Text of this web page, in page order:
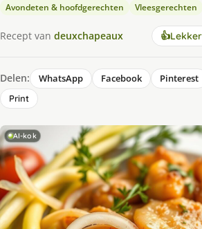
Avondeten & hoofdgerechten Vleesgerechten
Recept van deuxchapeaux 👍
Delen: WhatsApp Facebook Pinterest
Print
AI-kok